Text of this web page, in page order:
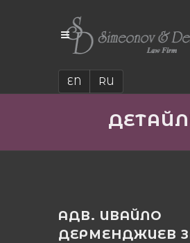
EN RU
АДВ. ИВАЙЛО
ДЕРМЕНДЖИЕВ